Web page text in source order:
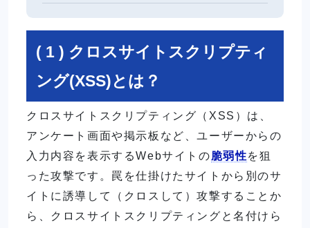
( 1 ) クロスサイトスクリプティ
ング(XSS)とは？
クロスサイトスクリプティング（XSS）は、
アンケート画面や掲示板など、ユーザーからの
入力内容を表示するWebサイトの脆弱性を狙
った攻撃です。罠を仕掛けたサイトから別のサ
イトに誘導して（クロスして）攻撃することか
ら、クロスサイトスクリプティングと名付けら